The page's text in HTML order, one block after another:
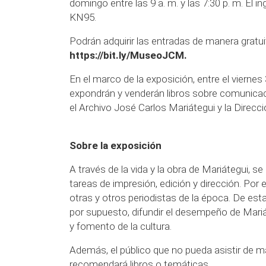
domingo entre las 9 a. m. y las 7:30 p. m. El
KN95.
Podrán adquirir las entradas de manera
https://bit.ly/MuseoJCM.
En el marco de la exposición, entre el
expondrán y venderán libros sobre
el Archivo José Carlos Mariátegui y la
Sobre la exposición
A través de la vida y la obra de Mariátegui,
tareas de impresión, edición y dirección. Por
otras y otros periodistas de la época. De
por supuesto, difundir el desempeño de
y fomento de la cultura.
Además, el público que no pueda asistir de